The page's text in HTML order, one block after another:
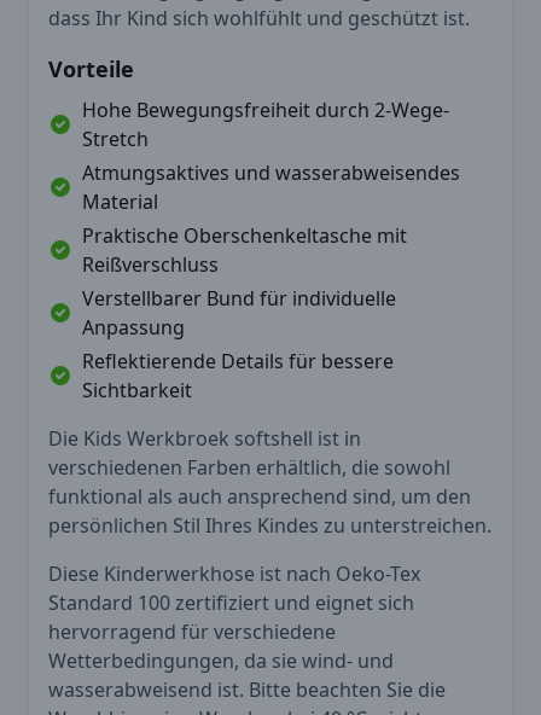
dass Ihr Kind sich wohlfühlt und geschützt ist.
Vorteile
Hohe Bewegungsfreiheit durch 2-Wege-
Stretch
Atmungsaktives und wasserabweisendes
Material
Praktische Oberschenkeltasche mit
Reißverschluss
Verstellbarer Bund für individuelle
Anpassung
Reflektierende Details für bessere
Sichtbarkeit
Die Kids Werkbroek softshell ist in
verschiedenen Farben erhältlich, die sowohl
funktional als auch ansprechend sind, um den
persönlichen Stil Ihres Kindes zu unterstreichen.
Diese Kinderwerkhose ist nach Oeko-Tex
Standard 100 zertifiziert und eignet sich
hervorragend für verschiedene
Wetterbedingungen, da sie wind- und
wasserabweisend ist. Bitte beachten Sie die